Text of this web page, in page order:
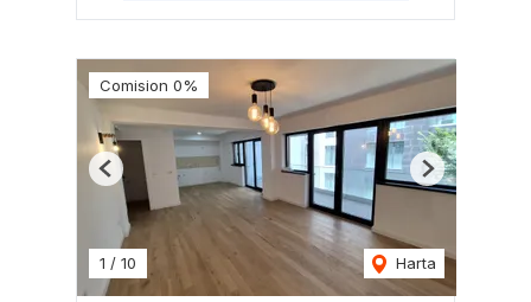
Comision 0%
1 / 10 Harta
Previous Next